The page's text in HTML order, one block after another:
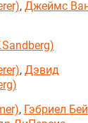
, Джеймс
, Дэвид
, Гэбриел